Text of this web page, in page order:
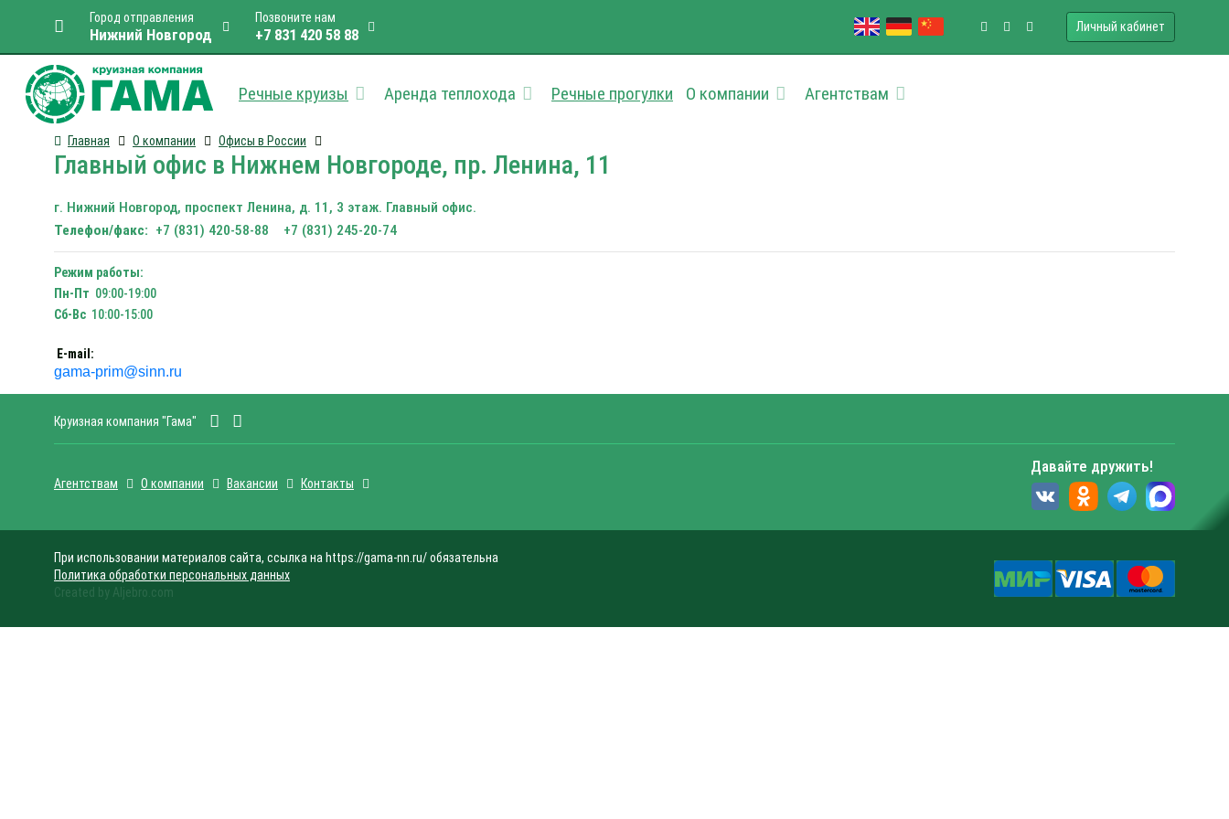
Город отправления
Нижний Новгород
Позвоните нам
+7 831 420 58 88 Личный кабинет
Речные круизы Аренда теплохода Речные прогулки О компании Агентствам
Главная О компании Офисы в России
Главный офис в Нижнем Новгороде, пр. Ленина, 11
г. Нижний Новгород, проспект Ленина, д. 11, 3 этаж. Главный офис.
Телефон/факс: +7 (831) 420-58-88 +7 (831) 245-20-74
Режим работы:
Пн-Пт 09:00-19:00
Сб-Вс 10:00-15:00
E-mail:
gama-prim@sinn.ru
Круизная компания "Гама"
Агентствам О компании Вакансии Контакты
Давайте дружить!
При использовании материалов сайта, ссылка на https://gama-nn.ru/ обязательна
Политика обработки персональных данных
Created by Aljebro.com